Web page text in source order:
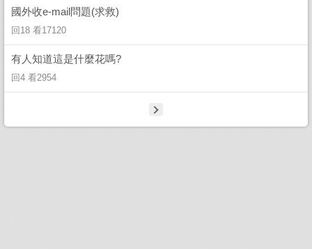
國外收e-mail問題(求救)
回18 看17120
有人知道這是什麼花嗎?
回4 看2954